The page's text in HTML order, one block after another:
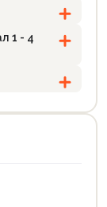
1 - 4